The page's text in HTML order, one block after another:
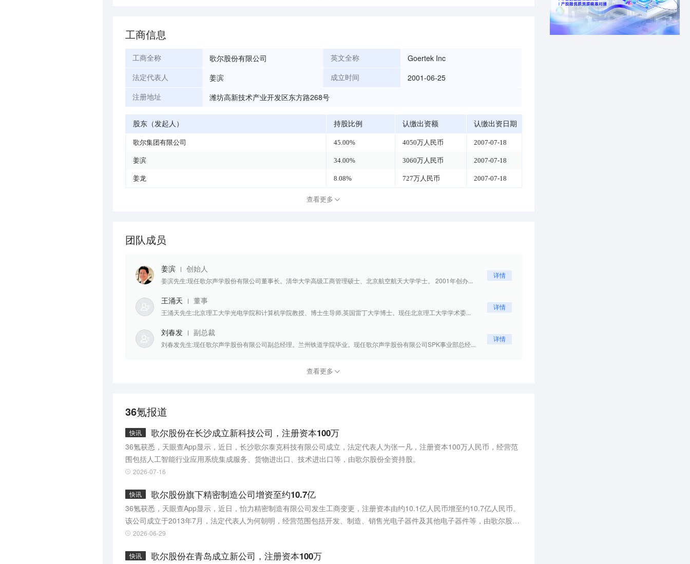
工商信息
工商全称 歌尔股份有限公司 英文全称 Goertek Inc
法定代表人 姜滨 成立时间 2001-06-25
注册地址 潍坊高新技术产业开发区东方路268号
股东（发起人） 持股比例 认缴出资额 认缴出资日期
歌尔集团有限公司 45.00% 4050万人民币 2007-07-18
姜滨 34.00% 3060万人民币 2007-07-18
姜龙 8.08% 727万人民币 2007-07-18
查看更多
团队成员
姜滨 创始人
姜滨先生:现任歌尔声学股份有限公司董事长。清华大学高级工商管理硕士、北京航空航天大学学士。 2001年创办...
详情
王涌天 董事
王涌天先生:北京理工大学光电学院和计算机学院教授、博士生导师,英国雷丁大学博士。现任北京理工大学学术委...
详情
刘春发 副总裁
刘春发先生:现任歌尔声学股份有限公司副总经理。兰州铁道学院毕业。现任歌尔声学股份有限公司SPK事业部总经...
详情
查看更多
36氪报道
快讯 歌尔股份在长沙成立新科技公司，注册资本100万
36氪获悉，天眼查App显示，近日，长沙歌尔泰克科技有限公司成立，法定代表人为张一凡，注册资本100万人民币，经营范
围包括人工智能行业应用系统集成服务、货物进出口、技术进出口等，由歌尔股份全资持股。
2026-07-16
快讯 歌尔股份旗下精密制造公司增资至约10.7亿
36氪获悉，天眼查App显示，近日，怡力精密制造有限公司发生工商变更，注册资本由约10.1亿人民币增至约10.7亿人民币。
该公司成立于2013年7月，法定代表人为何朝明，经营范围包括开发、制造、销售光电子器件及其他电子器件等，由歌尔股
份、香港歌尔泰克有限公司共同持股。
2026-06-29
快讯 歌尔股份在青岛成立新公司，注册资本100万